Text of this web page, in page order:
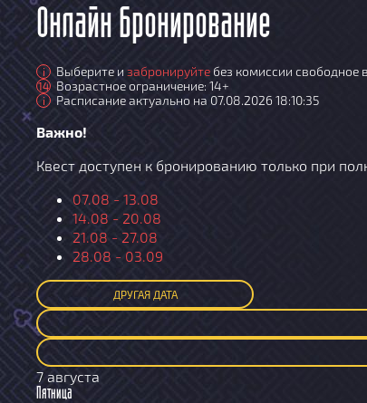
Онлайн бронирование
i Выберите и забронируйте без комиссии свободное
14 Возрастное ограничение: 14+
i Расписание актуально на 07.08.2026 18:10:35
Важно!
Квест доступен к бронированию только при
07.08 - 13.08
14.08 - 20.08
21.08 - 27.08
28.08 - 03.09
ДРУГАЯ ДАТА
7 августа
Пятница